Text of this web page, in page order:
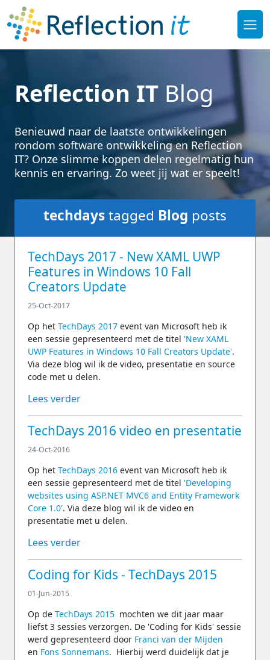
Reflection IT Blog
Benieuwd naar de laatste ontwikkelingen
rondom software ontwikkeling en Reflection
IT? Onze slimme koppen delen regelmatig hun
kennis en ervaring. Zo weet jij wat er speelt!
techdaystagged Blog posts
TechDays 2017 - New XAML UWP
Features in Windows 10 Fall
Creators Update
25-Oct-2017
Op het TechDays 2017 event van Microsoft heb ik
een sessie gepresenteerd met de titel 'New XAML
UWP Features in Windows 10 Fall Creators Update'.
Via deze blog wil ik de video, presentatie en source
code met u delen.
Lees verder
TechDays 2016 video en presentatie
24-Oct-2016
Op het TechDays 2016 event van Microsoft heb ik
een sessie gepresenteerd met de titel 'Developing
websites using ASP.NET MVC6 and Entity Framework
Core 1.0'. Via deze blog wil ik de video en
presentatie met u delen.
Lees verder
Coding for Kids - TechDays 2015
01-Jun-2015
Op de TechDays 2015 mochten we dit jaar maar
liefst 3 sessies verzorgen. De 'Coding for Kids' sessie
werd gepresenteerd door Franci van der Mijden
en Fons Sonnemans. Hierbij werd duidelijk dat je